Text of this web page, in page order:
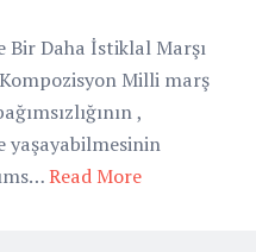
Bir Daha İstiklal Marşı
Milli marş
,
yaşayabilmesinin
Read More